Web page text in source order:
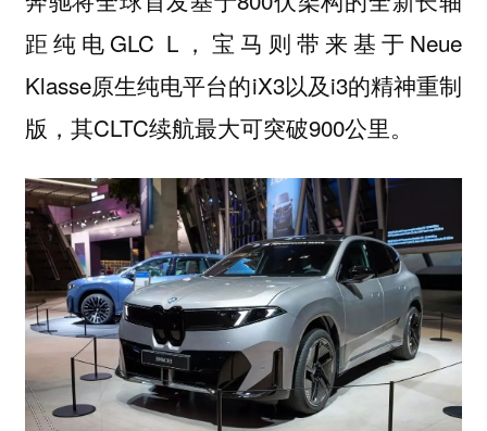
距纯电GLC L，宝马则带来基于Neue
Klasse原生纯电平台的iX3以及i3的精神重制
版，其CLTC续航最大可突破900公里。